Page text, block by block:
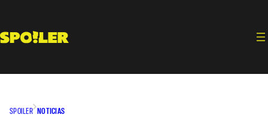
contenido
SPOILER NOTICIAS